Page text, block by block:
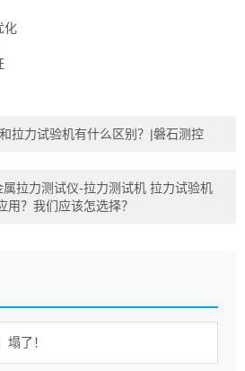
化
拉力试验机有什么区别？|磐石测控
拉力测试仪-拉力测试机 拉力试验机
？我们应该怎选择？
塌了！